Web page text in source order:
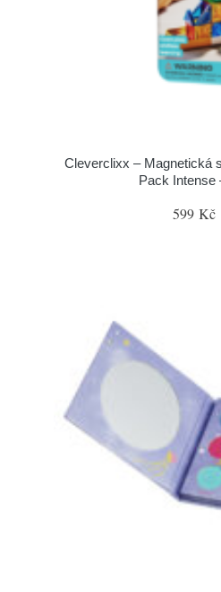
Cleverclixx – Magnetická
Pack Intense
599 Kč